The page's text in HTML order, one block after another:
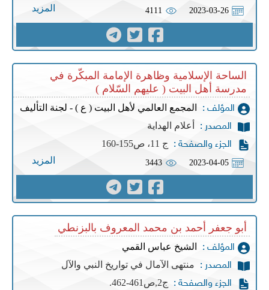
2023-03-26
4111 المزيد
الساحة الإسلامية وظاهرة الإمامة المبكّرة في
مدرسة أهل البيت ( عليهم السّلام )
المؤلف : المجمع العالمي لأهل البيت ( ع ) - لجنة التأليف
المصدر : أعلام الهداية
الجزء والصفحة : ج 11، ص155-160
2023-04-05
3443 المزيد
أبو جعفر أحمد بن محمد المعروف بالبزنطي
المؤلف : الشيخ عباس القمي
المصدر : منتهى الآمال في تواريخ النبي والآل
الجزء والصفحة : ج2,ص461-462.